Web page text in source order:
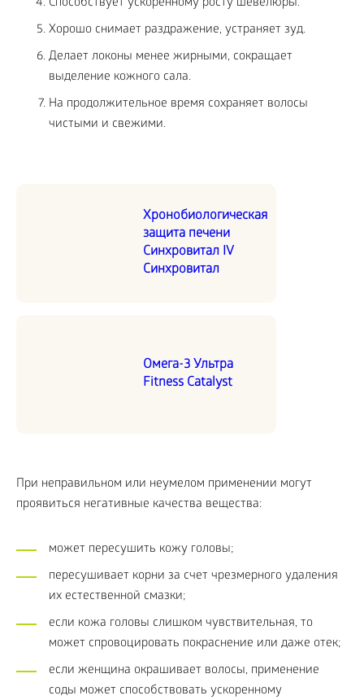
Способствует ускоренному росту шевелюры.
Хорошо снимает раздражение, устраняет зуд.
Делает локоны менее жирными, сокращает
выделение кожного сала.
На продолжительное время сохраняет волосы
чистыми и свежими.
Хронобиологическая
защита печени
Синхровитал IV
Синхровитал
Омега-3 Ультра
Fitness Catalyst
При неправильном или неумелом применении могут
проявиться негативные качества вещества:
может пересушить кожу головы;
пересушивает корни за счет чрезмерного удаления
их естественной смазки;
если кожа головы слишком чувствительная, то
может спровоцировать покраснение или даже отек;
если женщина окрашивает волосы, применение
соды может способствовать ускоренному